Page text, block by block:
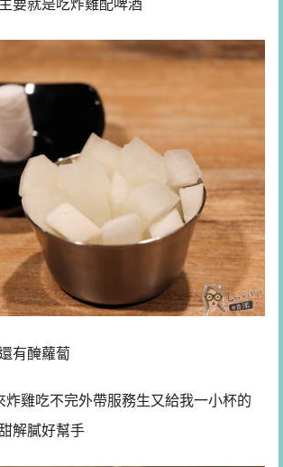
要就是吃炸雞配啤酒
有醃蘿蔔
炸雞吃不完外帶服務生又給我一小杯的
解膩好幫手